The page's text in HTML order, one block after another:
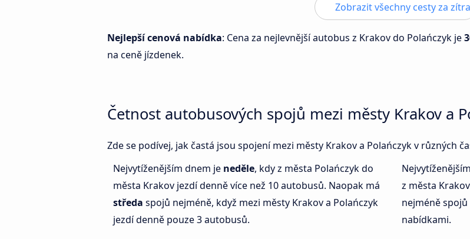
Zobrazit všechny cesty za zítra
Nejlepší cenová nabídka: Cena za nejlevnější autobus z Krakov do Polańczyk je
na ceně jízdenek.
Četnost autobusových spojů mezi městy Krakov a
Zde se podívej, jak častá jsou spojení mezi městy Krakov a Polańczyk v různých
Nejvytíženějším dnem je neděle, kdy z města Polańczyk do
města Krakov jezdí denně více než 10 autobusů. Naopak má
středa spojů nejméně, když mezi městy Krakov a Polańczyk
jezdí denně pouze 3 autobusů.
z města
nejméně
nabídkami.